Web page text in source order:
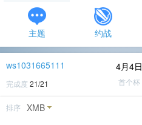
主题 约战
ws1031665111
完成度 21/21
4月4日
首个杯
排序 XMB